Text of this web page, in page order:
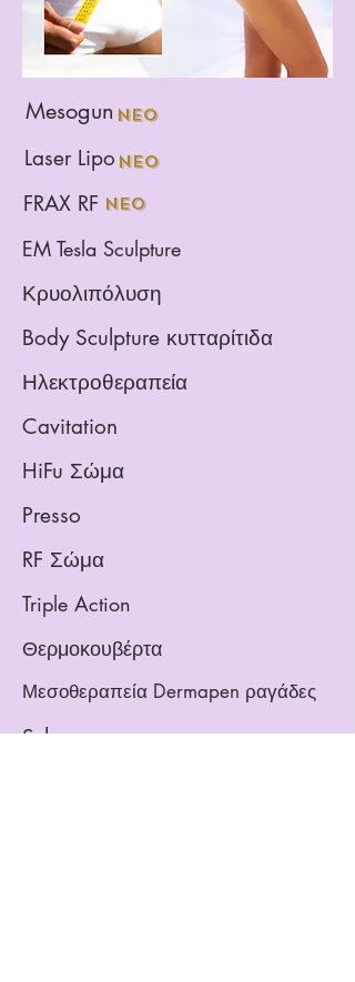
Laser Lipo
Mesogun NEO
NEO
FRAX RF NEO
EM Tesla Sculpture
Κρυολιπόλυση
Body Sculpture κυτταρίτιδα
Ηλεκτροθεραπεία
Cavitation
HiFu Σώμα
Presso
RF Σώμα
Triple Action
Θερμοκουβέρτα
Μεσοθεραπεία Dermapen ραγάδες
Schema